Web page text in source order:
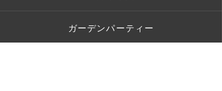
ガーデンパーティー